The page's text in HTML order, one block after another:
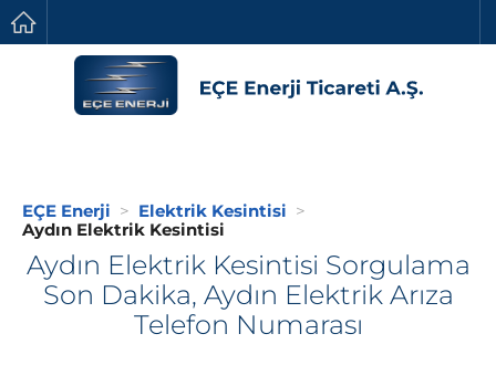
EÇE Enerji
Elektrik Kesintisi
Aydın Elektrik Kesintisi
Aydın Elektrik Kesintisi Sorgulama
Son Dakika, Aydın Elektrik Arıza
Telefon Numarası